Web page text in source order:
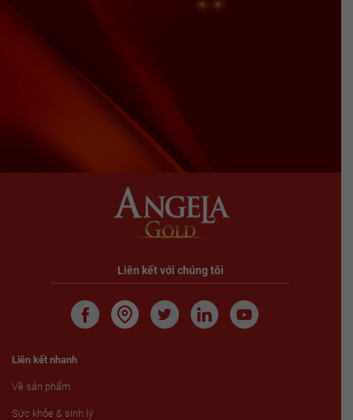
Liên kết nhanh
Về sản phẩm
Sức khỏe & sinh lý
Liên kết với chúng tôi